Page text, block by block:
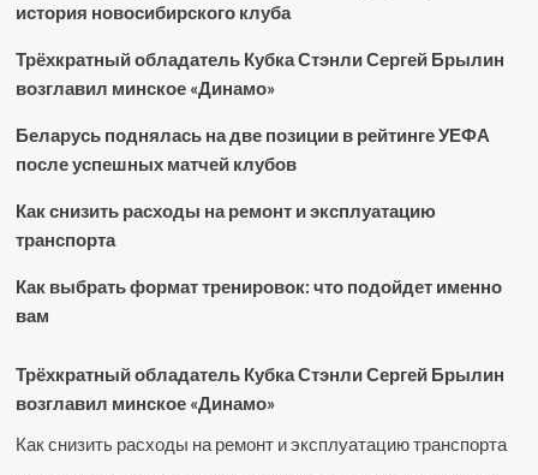
история новосибирского клуба
Трёхкратный обладатель Кубка Стэнли Сергей Брылин
возглавил минское «Динамо»
Беларусь поднялась на две позиции в рейтинге УЕФА
после успешных матчей клубов
Как снизить расходы на ремонт и эксплуатацию
транспорта
Как выбрать формат тренировок: что подойдет именно
вам
Трёхкратный обладатель Кубка Стэнли Сергей Брылин
возглавил минское «Динамо»
Как снизить расходы на ремонт и эксплуатацию транспорта